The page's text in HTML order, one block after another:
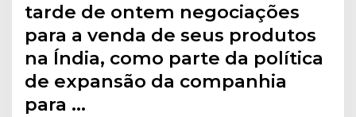
tarde de ontem negociações
para a venda de seus produtos
na Índia, como parte da política
de expansão da companhia
para …